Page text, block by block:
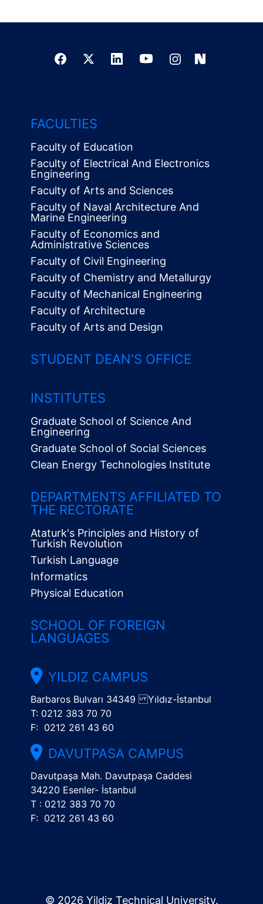
Menü
FACULTIES
Faculty of Education
Faculty of Electrical And Electronics
Engineering
Faculty of Arts and Sciences
Faculty of Naval Architecture And
Marine Engineering
Faculty of Economics and
Administrative Sciences
Faculty of Civil Engineering
Faculty of Chemistry and Metallurgy
Faculty of Mechanical Engineering
Faculty of Architecture
Faculty of Arts and Design
STUDENT DEAN'S OFFICE
INSTITUTES
Graduate School of Science And
Engineering
Graduate School of Social Sciences
Clean Energy Technologies Institute
DEPARTMENTS AFFILIATED TO
THE RECTORATE
Ataturk's Principles and History of
Turkish Revolution
Turkish Language
Informatics
Physical Education
SCHOOL OF FOREIGN
LANGUAGES
YILDIZ CAMPUS
Barbaros Bulvarı 34349 Yıldız-İstanbul
T: 0212 383 70 70
F: 0212 261 43 60
DAVUTPASA CAMPUS
Davutpaşa Mah. Davutpaşa Caddesi
34220 Esenler- İstanbul
T : 0212 383 70 70
F: 0212 261 43 60
© 2026 Yildiz Technical University.